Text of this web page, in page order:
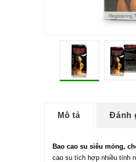
Mô tả Đánh
Bao cao su siêu mỏng,
cao su tích hợp nhiều tính